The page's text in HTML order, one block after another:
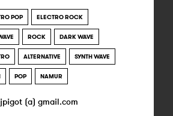
POP ELECTRO ROCK
ROCK DARK WAVE
ALTERNATIVE SYNTH WAVE
POP NAMUR
(a) gmail.com